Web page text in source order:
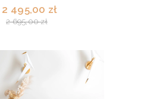
2 495,00 zł
2 695,00 zł